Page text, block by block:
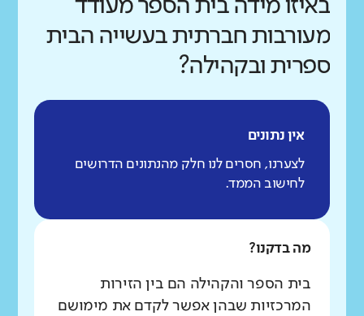
באיזו מידה בית הספר מעודד
מעורבות חברתית בעשייה הבית
ספרית ובקהילה?
אין נתונים
לצערנו, חסרים לנו חלק מהנתונים הדרושים
לחישוב הממד.
מה בדקנו?
בית הספר והקהילה הם בין הזירות
המרכזיות שבהן אפשר לקדם את מימושם